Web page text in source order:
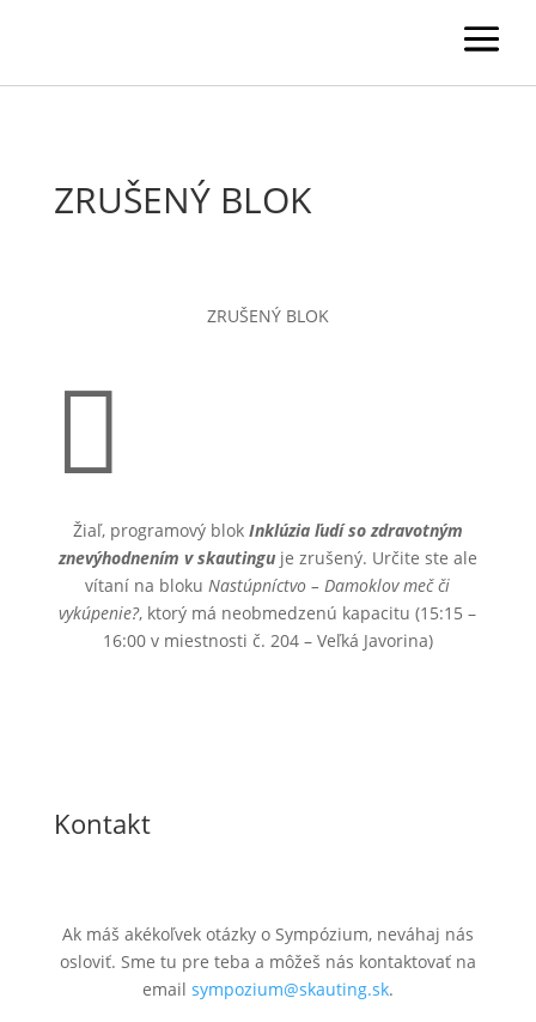
ZRUŠENÝ BLOK
ZRUŠENÝ BLOK

Žiaľ, programový blok Inklúzia ľudí so zdravotným
znevýhodnením v skautinguje zrušený. Určite ste ale
vítaní na blokuNastúpníctvo – Damoklov meč či
vykúpenie?, ktorý má neobmedzenú kapacitu (15:15 –
16:00 v miestnosti č. 204 – Veľká Javorina)
Kontakt
Ak máš akékoľvek otázky o Sympózium, neváhaj nás
osloviť. Sme tu pre teba a môžeš nás kontaktovať na
email sympozium@skauting.sk.